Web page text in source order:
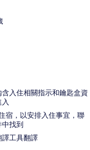
入住相關指示和鑰匙盒資
宿，以安排入住事宜，聯
找到
工具翻譯